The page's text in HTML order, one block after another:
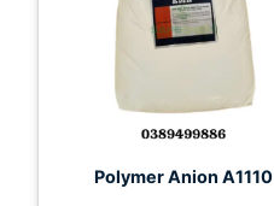
Polymer Anion A1110